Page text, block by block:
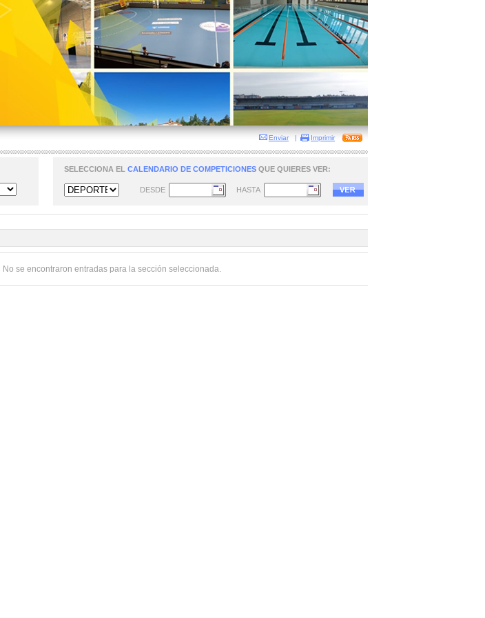
Enviar | Imprimir
SELECCIONA EL CALENDARIO DE COMPETICIONES QUE QUIERES VER:
DESDE HASTA
No se encontraron entradas para la sección seleccionada.